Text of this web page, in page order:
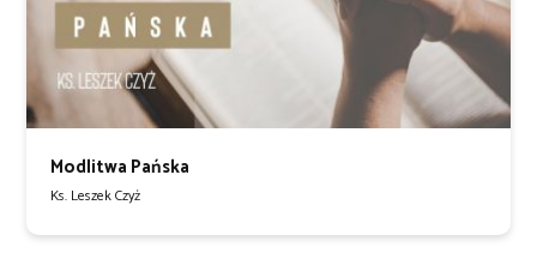
Modlitwa Pańska
Ks. Leszek Czyż